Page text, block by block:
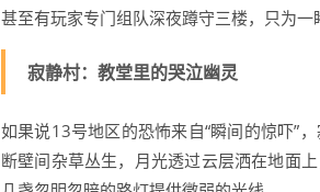
甚至有玩家专门组队深夜蹲守三楼，只为一
寂静村：教堂里的哭泣幽灵
如果说13号地区的恐怖来自“瞬间的惊吓”
断壁间杂草丛生，月光透过云层洒在地面